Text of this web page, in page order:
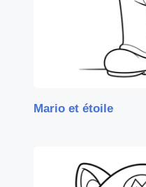
Mario et étoile